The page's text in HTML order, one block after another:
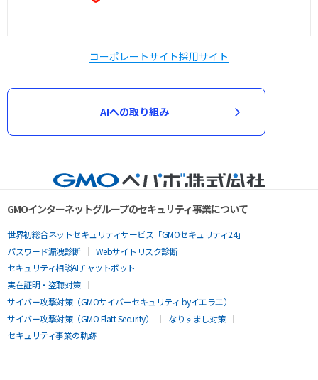
コーポレートサイト採用サイト
AIへの取り組み
GMOインターネットグループのセキュリティ事業について
世界初総合ネットセキュリティサービス「GMOセキュリティ24」
パスワード漏洩診断
Webサイトリスク診断
セキュリティ相談AIチャットボット
実在証明・盗聴対策
サイバー攻撃対策（GMOサイバーセキュリティ byイエラエ）
サイバー攻撃対策（GMO Flatt Security）
なりすまし対策
セキュリティ事業の軌跡